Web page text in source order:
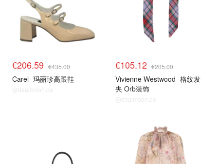
€206.59 €435.00
Carel 玛丽珍高跟鞋
@dealmoon.de
€105.12 €205.00
Vivienne Westwood 格纹发
夹 Orb装饰
@dealmoon.de